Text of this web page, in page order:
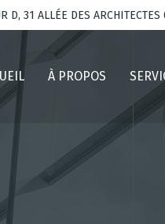
D, 31 ALLÉE DES
À PROPOS